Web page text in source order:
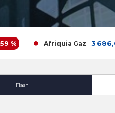
Afriquia Gaz 3 686,00
Flash